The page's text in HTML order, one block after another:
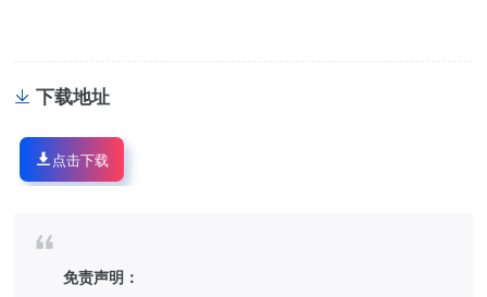
下载地址
点击下载
免责声明：